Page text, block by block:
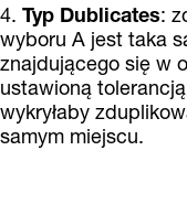
4. Typ Dublicates:
wyboru A jest taka
znajdującego się w
ustawioną
wykryłaby
samym miejscu.